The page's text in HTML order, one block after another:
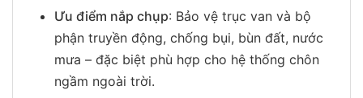
Ưu điểm nắp chụp: Bảo vệ trục van và bộ
phận truyền động, chống bụi, bùn đất, nước
mưa – đặc biệt phù hợp cho hệ thống chôn
ngầm ngoài trời.